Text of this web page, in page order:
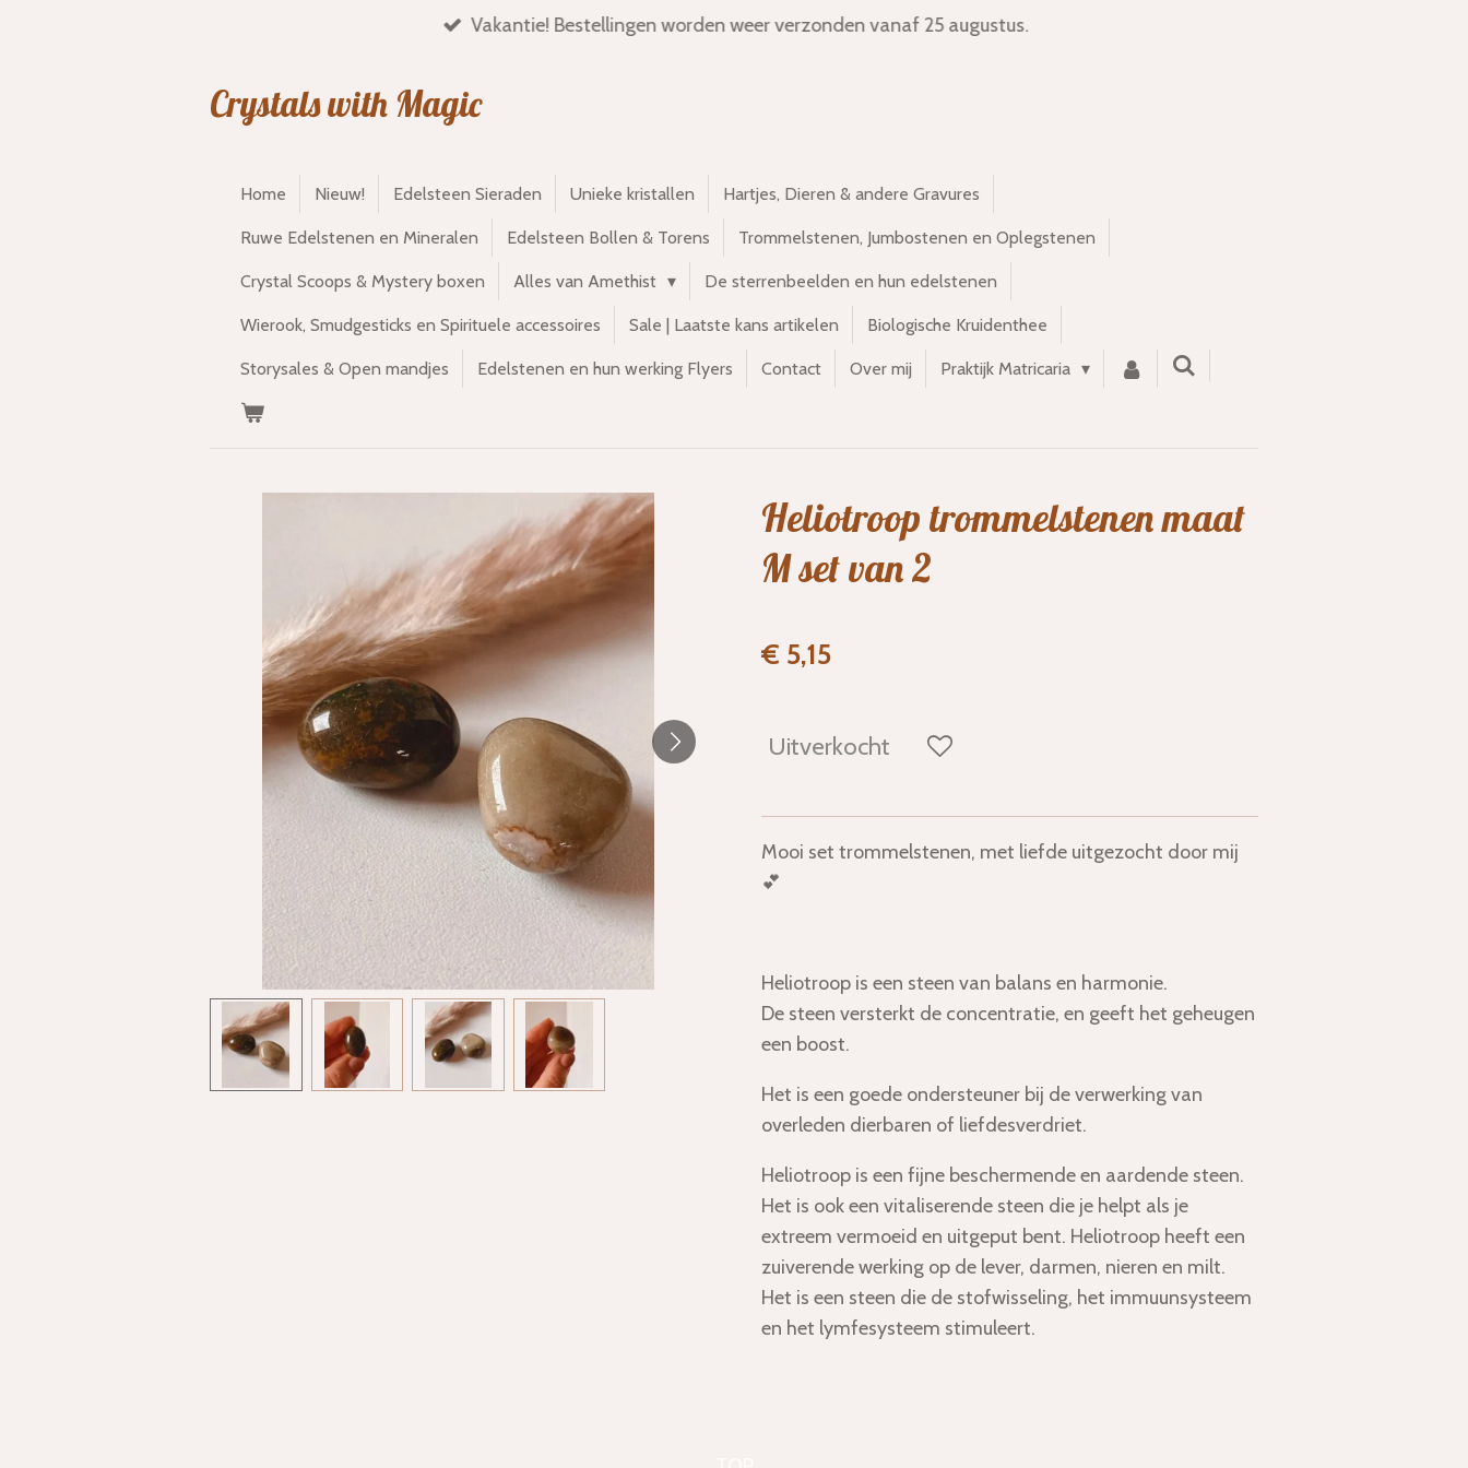
Vakantie! Bestellingen worden weer verzonden vanaf 25 augustus.
Crystals with Magic
Home Nieuw! Edelsteen Sieraden Unieke kristallen Hartjes, Dieren & andere Gravures
Ruwe Edelstenen en Mineralen Edelsteen Bollen & Torens Trommelstenen, Jumbostenen en Oplegstenen
Crystal Scoops & Mystery boxen Alles van Amethist De sterrenbeelden en hun edelstenen
Wierook, Smudgesticks en Spirituele accessoires Sale | Laatste kans artikelen Biologische Kruidenthee
Storysales & Open mandjes Edelstenen en hun werking Flyers Contact Over mij Praktijk Matricaria
Heliotroop trommelstenen maat
M set van 2
€ 5,15
Uitverkocht
Mooi set trommelstenen, met liefde uitgezocht door mij
💕
Heliotroop is een steen van balans en harmonie.
De steen versterkt de concentratie, en geeft het geheugen
een boost.
Het is een goede ondersteuner bij de verwerking van
overleden dierbaren of liefdesverdriet.
Heliotroop is een fijne beschermende en aardende steen.
Het is ook een vitaliserende steen die je helpt als je
extreem vermoeid en uitgeput bent. Heliotroop heeft een
zuiverende werking op de lever, darmen, nieren en milt.
Het is een steen die de stofwisseling, het immuunsysteem
en het lymfesysteem stimuleert.